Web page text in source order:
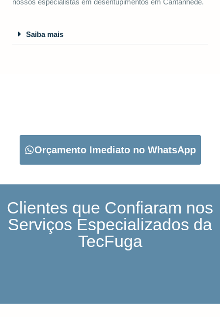
nossos especialistas em desentupimentos em Cantanhede.
Saiba mais
Orçamento Imediato no WhatsApp
Clientes que Confiaram nos
Serviços Especializados da
TecFuga